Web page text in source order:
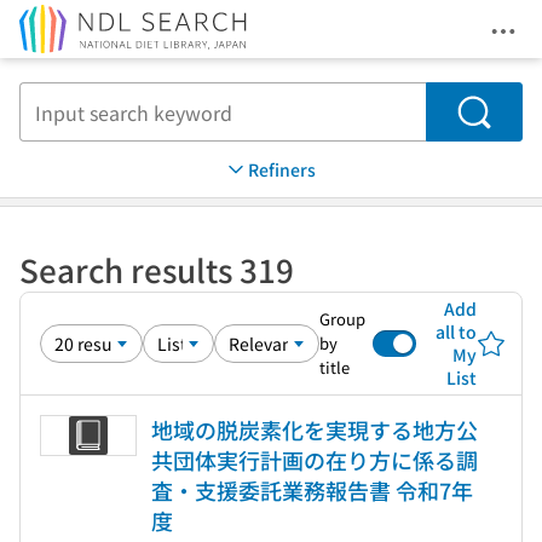
Search
Refiners
Search results 319
Group
by
title
Add
all to
My
List
地域の脱炭素化を実現する地方公
共団体実行計画の在り方に係る調
査・支援委託業務報告書 令和7年
度